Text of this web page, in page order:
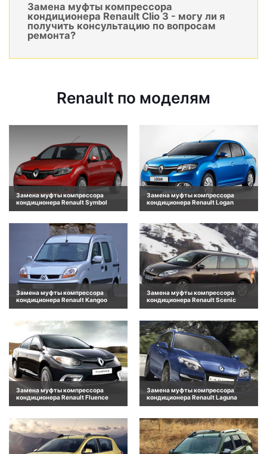
Замена муфты компрессора
кондиционера Renault Clio 3 - могу ли я
получить консультацию по вопросам
ремонта?
Renault по моделям
Замена муфты компрессора
кондиционера Renault Symbol
Замена муфты компрессора
кондиционера Renault Logan
Замена муфты компрессора
кондиционера Renault Kangoo
Замена муфты компрессора
кондиционера Renault Scenic
Замена муфты компрессора
кондиционера Renault Fluence
Замена муфты компрессора
кондиционера Renault Laguna